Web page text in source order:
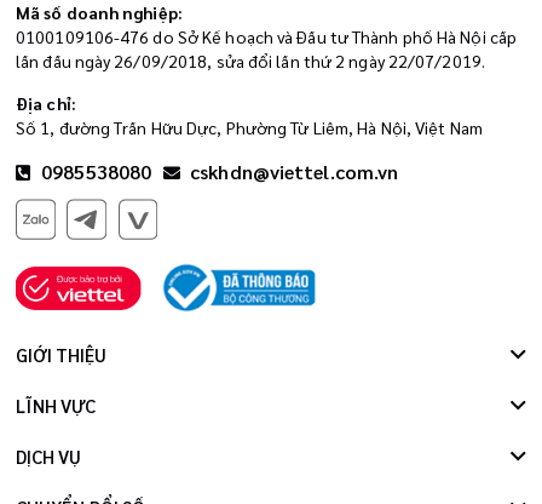
Mã số doanh nghiệp:
0100109106-476 do Sở Kế hoạch và Đầu tư Thành phố Hà Nội cấp
lần đầu ngày 26/09/2018, sửa đổi lần thứ 2 ngày 22/07/2019.
Địa chỉ:
Số 1, đường Trần Hữu Dực, Phường Từ Liêm, Hà Nội, Việt Nam
0985538080 cskhdn@viettel.com.vn
GIỚI THIỆU
LĨNH VỰC
DỊCH VỤ